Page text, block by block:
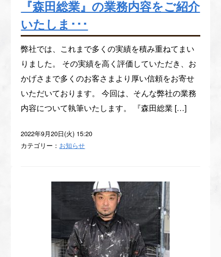
『森田総業』の業務内容をご紹介
いたしま･･･
弊社では、これまで多くの実績を積み重ねてまい
りました。 その実績を高く評価していただき、お
かげさまで多くのお客さまより厚い信頼をお寄せ
いただいております。 今回は、そんな弊社の業務
内容について執筆いたします。 『森田総業 […]
2022年9月20日(火) 15:20
カテゴリー： お知らせ